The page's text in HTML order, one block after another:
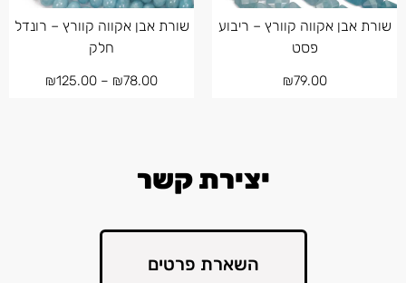
שורת אבן אקווה קוורץ – ריבוע
פסט
₪79.00
שורת אבן אקווה קוורץ – רונדל
חלק
₪78.00
–
₪125.00
יצירת קשר
השארת פרטים